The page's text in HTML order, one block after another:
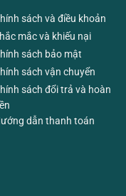
sách và điều khoản
mắc và khiếu nại
sách bảo mật
sách vận chuyển
sách đổi trả và hoàn
dẫn thanh toán